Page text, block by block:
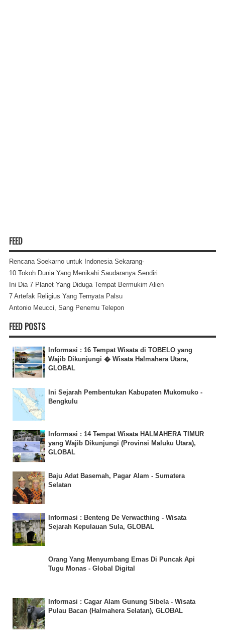
FEED
Rencana Soekarno untuk Indonesia Sekarang-
10 Tokoh Dunia Yang Menikahi Saudaranya Sendiri
Ini Dia 7 Planet Yang Diduga Tempat Bermukim Alien
7 Artefak Religius Yang Ternyata Palsu
Antonio Meucci, Sang Penemu Telepon
FEED POSTS
Informasi : 16 Tempat Wisata di TOBELO yang
Wajib Dikunjungi � Wisata Halmahera Utara,
GLOBAL
Ini Sejarah Pembentukan Kabupaten Mukomuko -
Bengkulu
Informasi : 14 Tempat Wisata HALMAHERA TIMUR
yang Wajib Dikunjungi (Provinsi Maluku Utara),
GLOBAL
Baju Adat Basemah, Pagar Alam - Sumatera
Selatan
Informasi : Benteng De Verwacthing - Wisata
Sejarah Kepulauan Sula, GLOBAL
Orang Yang Menyumbang Emas Di Puncak Api
Tugu Monas - Global Digital
Informasi : Cagar Alam Gunung Sibela - Wisata
Pulau Bacan (Halmahera Selatan), GLOBAL